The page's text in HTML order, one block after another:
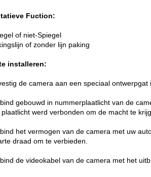
Fuction:
of niet-Spiegel
of zonder lijn paking
installeren:
de camera aan een speciaal ontwerpgat
gebouwd in nummerplaatlicht van de
plaatlicht werd verbonden om de macht te
het vermogen van de camera met uw
draad om te verbieden.
de videokabel van de camera met het